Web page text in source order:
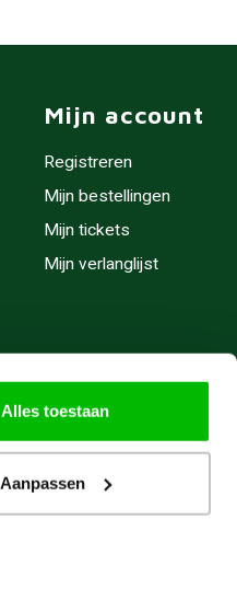
Alles toestaan
Aanpassen
Mijn account
Registreren
Mijn bestellingen
Mijn tickets
Mijn verlanglijst